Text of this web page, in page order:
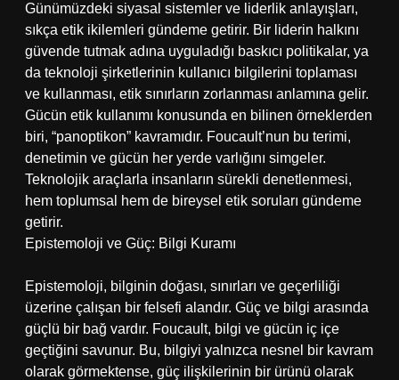
Günümüzdeki siyasal sistemler ve liderlik anlayışları,
sıkça etik ikilemleri gündeme getirir. Bir liderin halkını
güvende tutmak adına uyguladığı baskıcı politikalar, ya
da teknoloji şirketlerinin kullanıcı bilgilerini toplaması
ve kullanması, etik sınırların zorlanması anlamına gelir.
Gücün etik kullanımı konusunda en bilinen örneklerden
biri, “panoptikon” kavramıdır. Foucault’nun bu terimi,
denetimin ve gücün her yerde varlığını simgeler.
Teknolojik araçlarla insanların sürekli denetlenmesi,
hem toplumsal hem de bireysel etik soruları gündeme
getirir.
Epistemoloji ve Güç: Bilgi Kuramı
Epistemoloji, bilginin doğası, sınırları ve geçerliliği
üzerine çalışan bir felsefi alandır. Güç ve bilgi arasında
güçlü bir bağ vardır. Foucault, bilgi ve gücün iç içe
geçtiğini savunur. Bu, bilgiyi yalnızca nesnel bir kavram
olarak görmektense, güç ilişkilerinin bir ürünü olarak